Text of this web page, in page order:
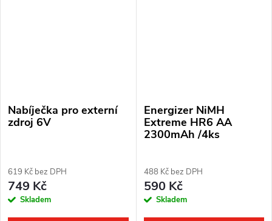
Nabíječka pro externí
zdroj 6V
619 Kč bez DPH
749 Kč
Skladem
Energizer NiMH
Extreme HR6 AA
2300mAh /4ks
488 Kč bez DPH
590 Kč
Skladem